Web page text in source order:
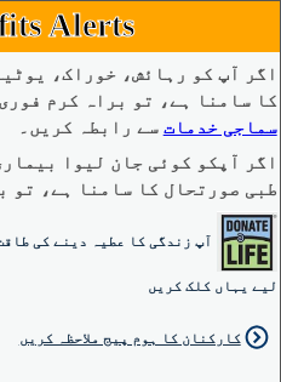
Alerts
اگر آپ کو رہائش، خوراک،
کا سامنا ہے، تو براہ کرم
سماجی خدمات سے رابطہ کریں۔
اگر آپکو کوئی جان لیوا
طبی صورتحال کا سامنا ہے، تو براہ کرم 911
آپ زندگی کا عطیہ دینے کی
لیے یہاں کلک کریں
کارکنان کا ہوم پیج ملاحظہ کریں